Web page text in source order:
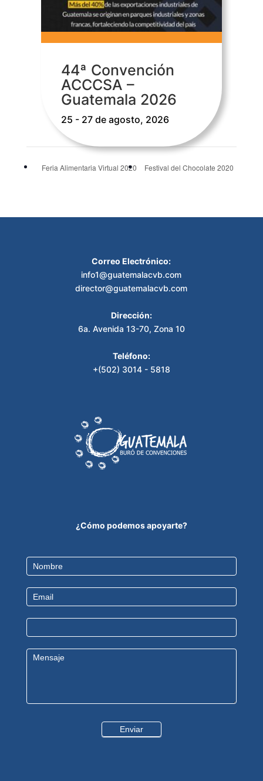
44ª Convención
ACCCSA –
Guatemala 2026
25 - 27 de agosto, 2026
Feria Alimentaria Virtual 2020 Festival del Chocolate 2020
Correo Electrónico:
info1@guatemalacvb.com
director@guatemalacvb.com
Dirección:
6a. Avenida 13-70, Zona 10
Teléfono:
+(502) 3014 - 5818
¿Cómo podemos apoyarte?
Contact
Us
Enviar